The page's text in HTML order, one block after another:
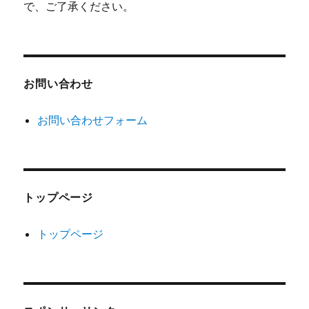
で、ご了承ください。
お問い合わせ
お問い合わせフォーム
トップページ
トップページ